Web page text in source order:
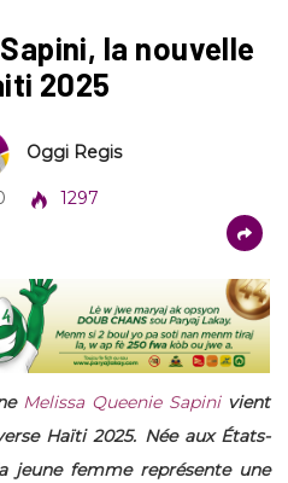
la nouvelle
2025
Oggi Regis
1297
Melissa Queenie Sapinivient
Haïti 2025. Née aux États-
jeune femme représente une